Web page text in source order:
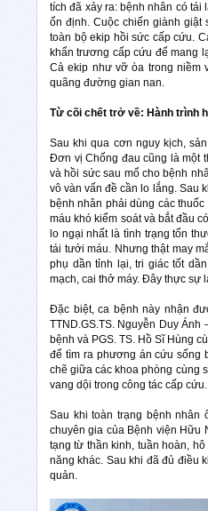
tích đã xảy ra: bệnh nhân có tái
ổn định. Cuộc chiến giành
toàn bộ ekip hồi sức cấp cứu.
khẩn trương cấp cứu để mang
Cả ekip như vỡ òa trong niềm
quãng đường gian nan.
Từ cõi chết trở về: Hành trình
Sau khi qua cơn nguy kịch,
Đơn vị Chống đau cũng là một
và hồi sức sau mổ cho bệnh
vô vàn vấn đề cần lo lắng. Sau
bệnh nhân phải dùng các
máu khó kiểm soát và bắt đầu
lo ngại nhất là tình trạng tổn
tái tưới máu. Nhưng thật may
phụ dần tỉnh lại, tri giác tốt
mạch, cai thở máy. Đây thực sự
Đặc biệt, ca bệnh này nhận
TTND.GS.TS. Nguyễn Duy
bệnh và PGS. TS. Hồ Sĩ Hùng
để tìm ra phương án cứu sống
chẽ giữa các khoa phòng cùng
vang dội trong công tác cấp cứu.
Sau khi toàn trạng bệnh nhân
chuyên gia của Bệnh viện Hữu
tạng từ thần kinh, tuần hoàn,
năng khác. Sau khi đã đủ điều
quản.